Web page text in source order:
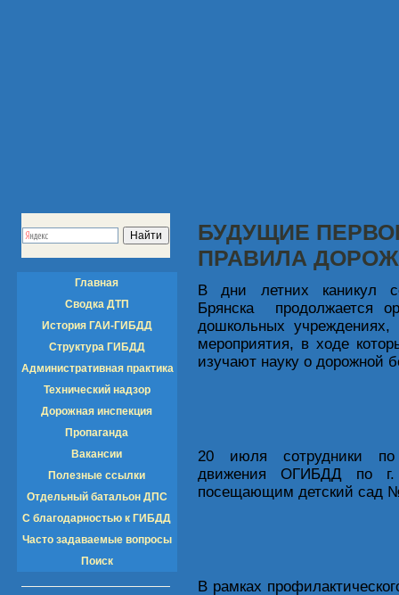
Главная
Сводка ДТП
История ГАИ-ГИБДД
Структура ГИБДД
Административная практика
Технический надзор
Дорожная инспекция
Пропаганда
Вакансии
Полезные ссылки
Отдельный батальон ДПС
С благодарностью к ГИБДД
Часто задаваемые вопросы
Поиск
БУДУЩИЕ
ПРАВИЛА
В дни летних каникул
Брянска продолжается
дошкольных
мероприятия, в ходе
изучают науку о дорожной
20 июля сотрудники по
движения ОГИБДД по
посещающим детский сад
В рамках